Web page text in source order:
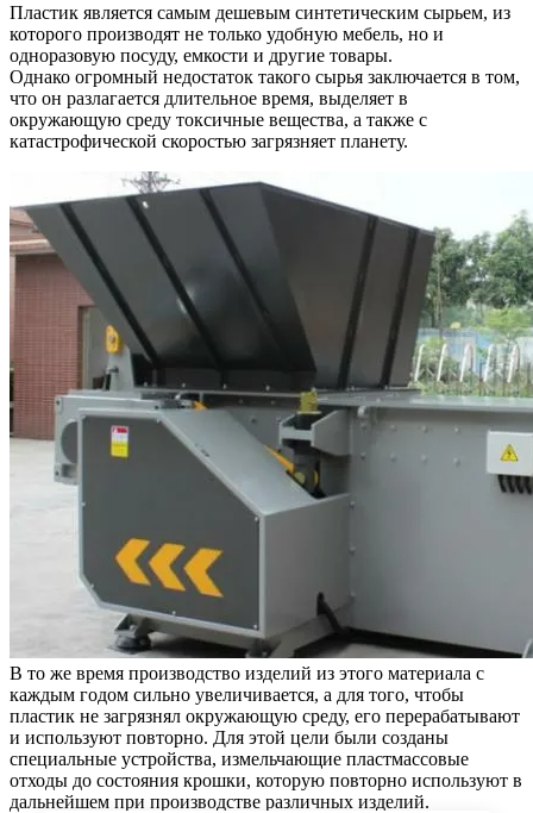
Пластик является самым дешевым синтетическим сырьем, из
которого производят не только удобную мебель, но и
одноразовую посуду, емкости и другие товары.
Однако огромный недостаток такого сырья заключается в том,
что он разлагается длительное время, выделяет в
окружающую среду токсичные вещества, а также с
катастрофической скоростью загрязняет планету.
В то же время производство изделий из этого материала с
каждым годом сильно увеличивается, а для того, чтобы
пластик не загрязнял окружающую среду, его перерабатывают
и используют повторно. Для этой цели были созданы
специальные устройства, измельчающие пластмассовые
отходы до состояния крошки, которую повторно используют в
дальнейшем при производстве различных изделий.